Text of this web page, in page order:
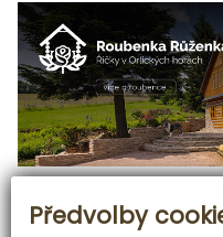
Předvolby